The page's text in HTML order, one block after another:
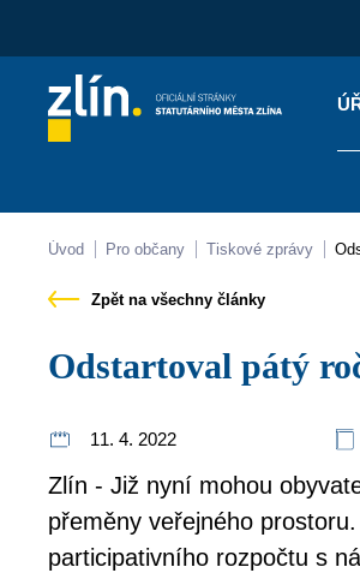
Kontakty
Úvod Pro občany Tiskové zprávy
Zpět na všechny články
Odstartoval pátý
11. 4. 2022
Zlín - Již nyní mohou
přeměny veřejného
participativního rozpočtu s